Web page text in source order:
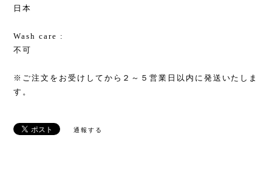
日本
Wash care :
不可
※ご注文をお受けしてから２～５営業日以内に発送いたしま
す。
通報する